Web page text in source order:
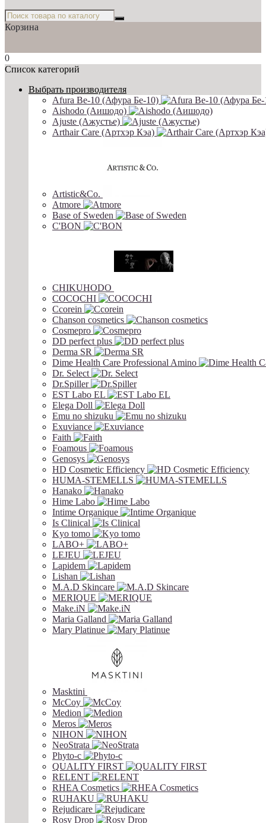
Корзина
0
Список категорий
Выбрать производителя
Afura Be-10 (Афура Бе-10)
Aishodo (Аишодо)
Ajuste (Ажустье)
Arthair Care (Артхэр Кэа)
Artistic&Co.
Atmore
Base of Sweden
C'BON
CHIKUHODO
COCOCHI
Ccorein
Chanson cosmetics
Cosmepro
DD perfect plus
Derma SR
Dime Health Care Professional Amino
Dr. Select
Dr.Spiller
EST Labo EL
Elega Doll
Emu no shizuku
Exuviance
Faith
Foamous
Genosys
HD Cosmetic Efficiency
HUMA-STEMELLS
Hanako
Hime Labo
Intime Organique
Is Clinical
Kyo tomo
LABO+
LEJEU
Lapidem
Lishan
M.A.D Skincare
MERIQUE
Make.iN
Maria Galland
Mary Platinue
Masktini
McCoy
Medion
Meros
NIHON
NeoStrata
Phyto-c
QUALITY FIRST
RELENT
RHEA Cosmetics
RUHAKU
Rejudicare
Rosy Drop